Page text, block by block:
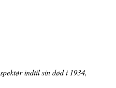
indtil sin død i 1934,